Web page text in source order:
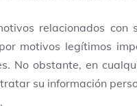
relacionados
motivos legítimos
No obstante, en
su información